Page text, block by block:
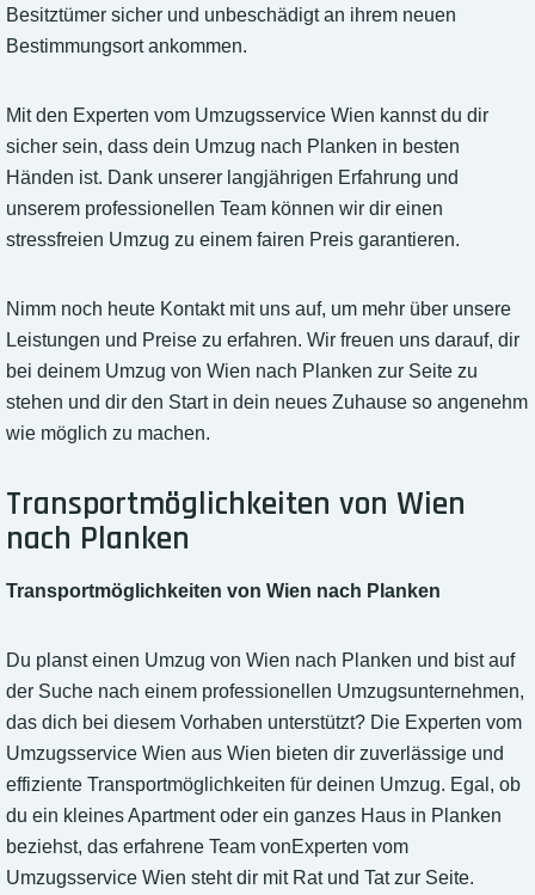
Besitztümer sicher und unbeschädigt an ihrem neuen
Bestimmungsort ankommen.
Mit den Experten vom Umzugsservice Wien kannst du dir
sicher sein, dass dein Umzug nach Planken in besten
Händen ist. Dank unserer langjährigen Erfahrung und
unserem professionellen Team können wir dir einen
stressfreien Umzug zu einem fairen Preis garantieren.
Nimm noch heute Kontakt mit uns auf, um mehr über unsere
Leistungen und Preise zu erfahren. Wir freuen uns darauf, dir
bei deinem Umzug von Wien nach Planken zur Seite zu
stehen und dir den Start in dein neues Zuhause so angenehm
wie möglich zu machen.
Transportmöglichkeiten von Wien
nach Planken
Transportmöglichkeiten von Wien nach Planken
Du planst einen Umzug von Wien nach Planken und bist auf
der Suche nach einem professionellen Umzugsunternehmen,
das dich bei diesem Vorhaben unterstützt? Die Experten vom
Umzugsservice Wien aus Wien bieten dir zuverlässige und
effiziente Transportmöglichkeiten für deinen Umzug. Egal, ob
du ein kleines Apartment oder ein ganzes Haus in Planken
beziehst, das erfahrene Team vonExperten vom
Umzugsservice Wien steht dir mit Rat und Tat zur Seite.